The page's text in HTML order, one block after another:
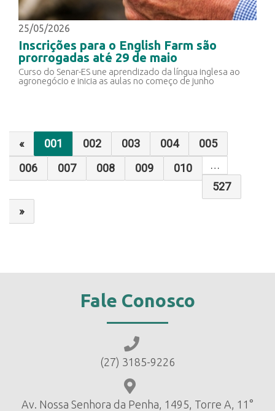
25/05/2026
Inscrições para o English Farm são
prorrogadas até 29 de maio
Curso do Senar-ES une aprendizado da língua inglesa ao
agronegócio e inicia as aulas no começo de junho
« 001 002 003 004
005
006
007 008 009 010
527
»
Fale Conosco
(27) 3185-9226
Av. Nossa Senhora da Penha, 1495, Torre A, 11°